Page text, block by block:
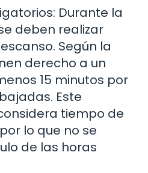
Durante la
deben realizar
Según la
derecho a un
15 minutos por
Este
tiempo de
lo que no se
de las horas